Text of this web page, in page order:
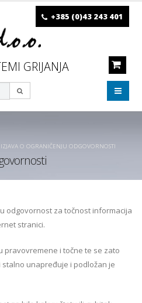
GRIJANJA
+385 (0)43 243 401
IZJAVA O OGRANIČENJU ODGOVORNOSTI
odgovornost za točnost informacija
stranici.
pravovremene i točne te se zato
unapređuje i podložan je